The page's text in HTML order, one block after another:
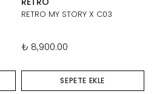
RETRO MY STORY X C03
₺ 8,900.00
SEPETE EKLE